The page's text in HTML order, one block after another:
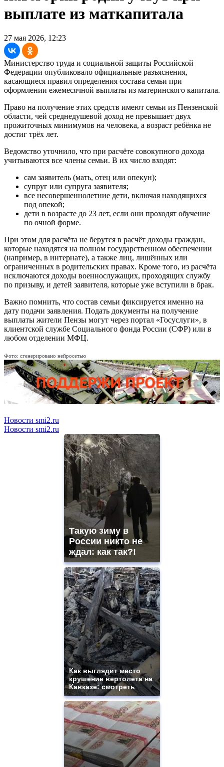
выплате из маткапитала
27 мая 2026, 12:23
Министерство труда и социальной защиты Российской
Федерации опубликовало официальные разъяснения,
касающиеся правил определения состава семьи при
оформлении ежемесячной выплаты из материнского капитала.
Право на получение этих средств имеют семьи из Пензенской
области, чей среднедушевой доход не превышает двух
прожиточных минимумов на человека, а возраст ребёнка не
достиг трёх лет.
Ведомство уточнило, что при расчёте совокупного дохода
учитываются все члены семьи. В их число входят:
сам заявитель (мать, отец или опекун);
супруг или супруга заявителя;
все несовершеннолетние дети, включая находящихся
под опекой;
дети в возрасте до 23 лет, если они проходят обучение
по очной форме.
При этом для расчёта не берутся в расчёт доходы граждан,
которые находятся на полном государственном обеспечении
(например, в интернате), а также лиц, лишённых или
ограниченных в родительских правах. Кроме того, из расчёта
исключаются доходы военнослужащих, проходящих службу
по призыву, и детей заявителя, которые уже вступили в брак.
Важно помнить, что состав семьи фиксируется именно на
дату подачи заявления. Подать документы на получение
выплаты жители Пензы могут через портал «Госуслуги», в
клиентской службе Социального фонда России (СФР) или в
любом отделении МФЦ.
Фото: сгенерировано нейросетью
Новости smi2.ru
Новости smi2.ru
Такую зиму в
России никто не
ждал: как так?!
Как выглядит место
крушение вертолета на
Кавказе: смотреть